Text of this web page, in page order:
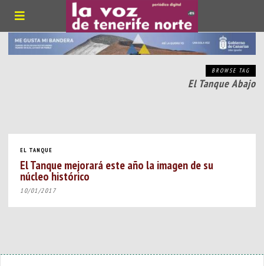
BROWSE TAG
El Tanque Abajo
EL TANQUE
El Tanque mejorará este año la imagen de su
núcleo histórico
10/01/2017